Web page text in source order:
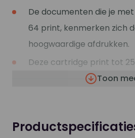
De documenten die je
64 print, kenmerken zich
hoogwaardige afdrukken.
Deze cartridge print tot
Binnen de Canon printers
gebruiken voor nog meer
Toon